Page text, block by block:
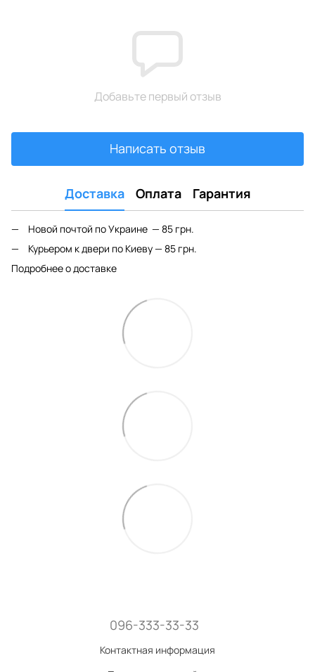
Добавьте первый отзыв
Написать отзыв
Доставка Оплата Гарантия
Новой почтой по Украине — 85 грн.
Курьером к двери по Киеву — 85 грн.
Подробнее о доставке
096-333-33-33
Контактная информация